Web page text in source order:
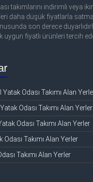
takımlarını indirimli veya
daha düşük fiyatlarla
son derece
uygun fiyatlı ürünleri tercih
Odası Takımı Alan
Odası Takımı Alan Yerler
Odası Takımı Alan Yerler
Odası Takımı Alan Yerler
Takımı Alan Yerler